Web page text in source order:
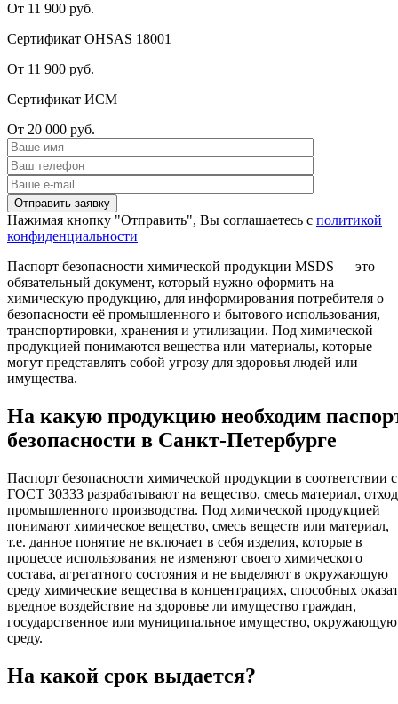
От 11 900 руб.
Сертификат OHSAS 18001
От 11 900 руб.
Сертификат ИСМ
От 20 000 руб.
Нажимая кнопку "Отправить", Вы соглашаетесь с политикой
конфиденциальности
Паспорт безопасности химической продукции MSDS — это
обязательный документ, который нужно оформить на
химическую продукцию, для информирования потребителя о
безопасности её промышленного и бытового использования,
транспортировки, хранения и утилизации. Под химической
продукцией понимаются вещества или материалы, которые
могут представлять собой угрозу для здоровья людей или
имущества.
На какую продукцию необходим
безопасности в Санкт-Петербурге
Паспорт безопасности химической продукции в соответствии с
ГОСТ 30333 разрабатывают на вещество, смесь материал, отход
промышленного производства. Под химической продукцией
понимают химическое вещество, смесь веществ или материал,
т.е. данное понятие не включает в себя изделия, которые в
процессе использования не изменяют своего химического
состава, агрегатного состояния и не выделяют в окружающую
среду химические вещества в концентрациях, способных
вредное воздействие на здоровье ли имущество граждан,
государственное или муниципальное имущество, окружающую
среду.
На какой срок выдается?